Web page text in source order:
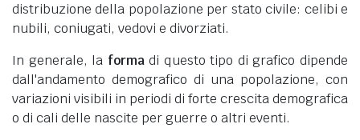
distribuzione della popolazione per stato civile: celibi e
nubili, coniugati, vedovi e divorziati.
In generale, la formadi questo tipo di grafico dipende
dall'andamento demografico di una popolazione, con
variazioni visibili in periodi di forte crescita demografica
o di cali delle nascite per guerre o altri eventi.